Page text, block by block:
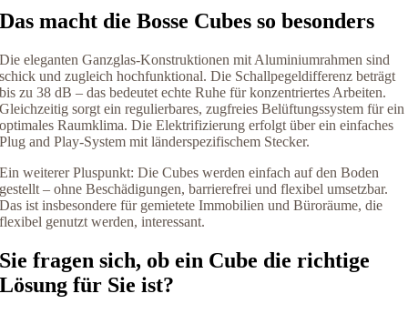
Das macht die Bosse Cubes so besonders
Die eleganten Ganzglas-Konstruktionen mit Aluminiumrahmen sind
schick und zugleich hochfunktional. Die Schallpegeldifferenz beträgt
bis zu 38 dB – das bedeutet echte Ruhe für konzentriertes Arbeiten.
Gleichzeitig sorgt ein regulierbares, zugfreies Belüftungssystem für ein
optimales Raumklima. Die Elektrifizierung erfolgt über ein einfaches
Plug and Play-System mit länderspezifischem Stecker.
Ein weiterer Pluspunkt: Die Cubes werden einfach auf den Boden
gestellt – ohne Beschädigungen, barrierefrei und flexibel umsetzbar.
Das ist insbesondere für gemietete Immobilien und Büroräume, die
flexibel genutzt werden, interessant.
Sie fragen sich, ob ein Cube die richtige
Lösung für Sie ist?